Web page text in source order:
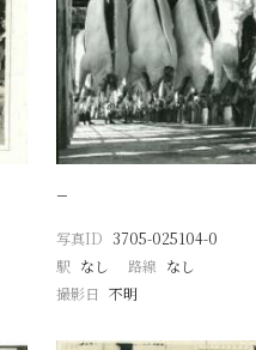
−
写真ID 3705-025104-0
駅 なし 路線 なし
撮影日 不明